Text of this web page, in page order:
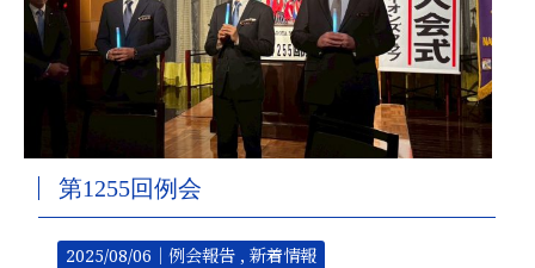
第1255回例会
2025/08/06｜ 例会報告 新着情報